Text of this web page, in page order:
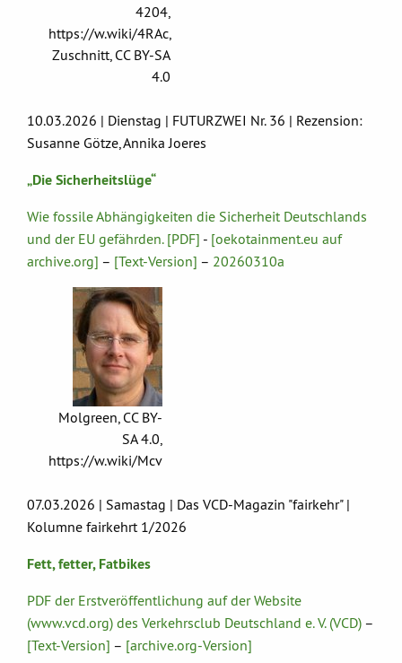
4204,
https://w.wiki/4RAc,
Zuschnitt, CC BY-SA
4.0
10.03.2026 | Dienstag | FUTURZWEI Nr. 36 | Rezension:
Susanne Götze, Annika Joeres
„Die Sicherheitslüge“
Wie fossile Abhängigkeiten die Sicherheit Deutschlands
und der EU gefährden. [PDF] - [oekotainment.eu auf
archive.org] – [Text-Version] – 20260310a
Molgreen, CC BY-
SA 4.0,
https://w.wiki/Mcv
07.03.2026 | Samastag | Das VCD-Magazin "fairkehr" |
Kolumne fairkehrt 1/2026
Fett, fetter, Fatbikes
PDF der Erstveröffentlichung auf der Website
(www.vcd.org) des Verkehrsclub Deutschland e. V. (VCD) –
[Text-Version] – [archive.org-Version]